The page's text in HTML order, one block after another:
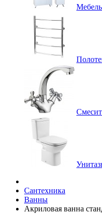
Сантехника
Ванны
Акриловая ванна